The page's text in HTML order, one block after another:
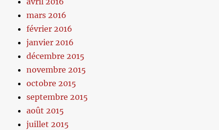
mars 2016
février 2016
janvier 2016
décembre 2015
novembre 2015
octobre 2015
septembre 2015
août 2015
juillet 2015